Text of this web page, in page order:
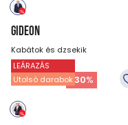
GIDEON
Kabátok és dzsekik
32 990Ft
22 990Ft -30%
LEÁRAZÁS
Utolsó darabok